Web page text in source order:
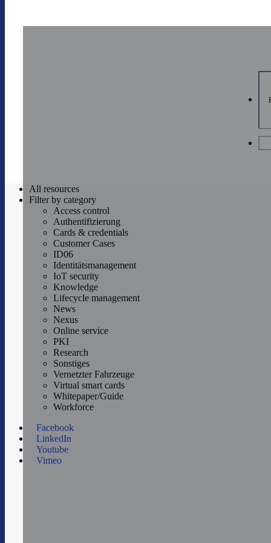
All resources
Filter by category
Access control
Authentifizierung
Cards & credentials
Customer Cases
ID06
Identitätsmanagement
IoT security
Knowledge
Lifecycle management
News
Nexus
Online service
PKI
Research
Sonstiges
Vernetzter Fahrzeuge
Virtual smart cards
Whitepaper/Guide
Workforce
Facebook
LinkedIn
Youtube
Vimeo